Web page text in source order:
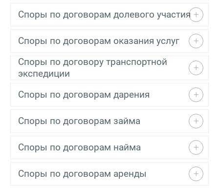
Споры по договорам долевого участия
Споры по договорам оказания услуг
Споры по договору транспортной
экспедиции
Споры по договорам дарения
Споры по договорам займа
Споры по договорам найма
Споры по договорам аренды